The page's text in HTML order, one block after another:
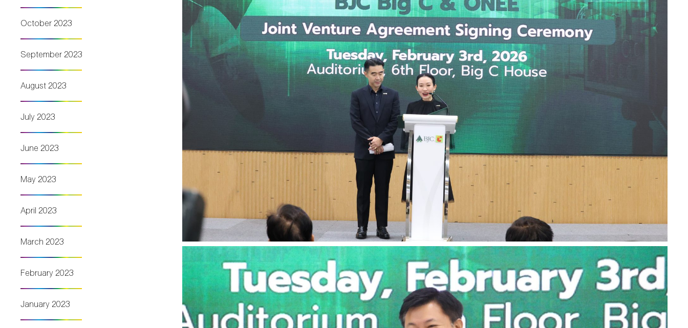
October 2023
September 2023
August 2023
July 2023
June 2023
May 2023
April 2023
March 2023
February 2023
January 2023